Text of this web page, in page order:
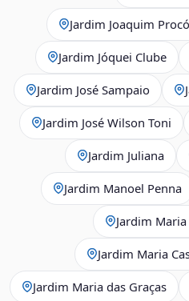
Jardim Joaquim
Jardim Jóquei Clube
Jardim José Sampaio
Jardim José Wilson Toni
Jardim Juliana
Jardim Manoel Penna
Jardim
Jardim Maria
Jardim Maria das Graças